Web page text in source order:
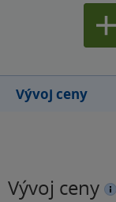
Vývoj ceny
Vývoj ceny